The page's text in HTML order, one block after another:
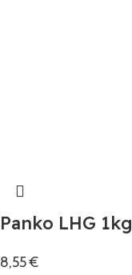
Panko LHG 1kg
8,55€